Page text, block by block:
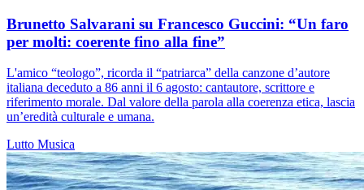
Brunetto Salvarani su Francesco Guccini: “Un faro
per molti: coerente fino alla fine”
L'amico “teologo”, ricorda il “patriarca” della canzone d’autore
italiana deceduto a 86 anni il 6 agosto: cantautore, scrittore e
riferimento morale. Dal valore della parola alla coerenza etica, lascia
un’eredità culturale e umana.
Lutto Musica